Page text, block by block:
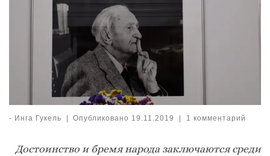
- Инга Гукель | Опубликовано 19.11.2019 | 1 комментарий
Достоинство и бремя народа заключаются среди